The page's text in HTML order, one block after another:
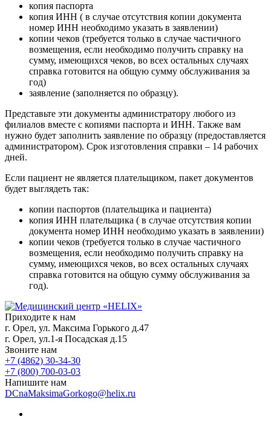
копия паспорта
копия ИНН ( в случае отсутствия копии документа
номер ИНН необходимо указать в заявлении)
копии чеков (требуется только в случае частичного
возмещения, если необходимо получить справку на
сумму, имеющихся чеков, во всех остальных случаях
справка готовится на общую сумму обслуживания за
год)
заявление (заполняется по образцу).
Представьте эти документы администратору любого из
филиалов вместе с копиями паспорта и ИНН. Также вам
нужно будет заполнить заявление по образцу (предоставляется
администратором). Срок изготовления справки – 14 рабочих
дней.
Если пациент не является плательщиком, пакет документов
будет выглядеть так:
копии паспортов (плательщика и пациента)
копия ИНН плательщика ( в случае отсутствия копии
документа номер ИНН необходимо указать в заявлении)
копии чеков (требуется только в случае частичного
возмещения, если необходимо получить справку на
сумму, имеющихся чеков, во всех остальных случаях
справка готовится на общую сумму обслуживания за
год).
Приходите к нам
г. Орел, ул. Максима Горького д.47
г. Орел, ул.1-я Посадская д.15
Звоните нам
+7 (4862) 30-34-30
+7 (800) 700-03-03
Напишите нам
DCnaMaksimaGorkogo@helix.ru